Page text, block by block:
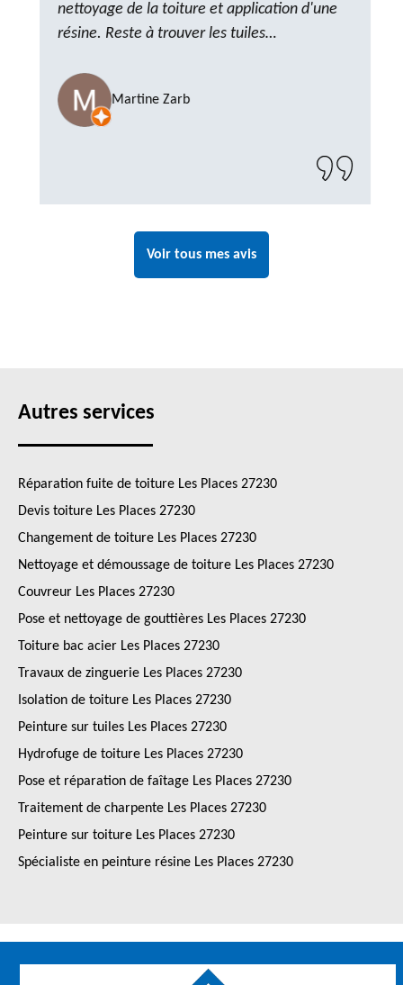
nettoyage de la toiture et application d'une
résine. Reste à trouver les tuiles
compter sur M. GOT. Très content de la
prestation, a recommander sans problème"
Martine Zarb
Voir tous mes avis
Autres services
Réparation fuite de toiture Les Places 27230
Devis toiture Les Places 27230
Changement de toiture Les Places 27230
Nettoyage et démoussage de toiture Les Places 27230
Couvreur Les Places 27230
Pose et nettoyage de gouttières Les Places 27230
Toiture bac acier Les Places 27230
Travaux de zinguerie Les Places 27230
Isolation de toiture Les Places 27230
Peinture sur tuiles Les Places 27230
Hydrofuge de toiture Les Places 27230
Pose et réparation de faîtage Les Places 27230
Traitement de charpente Les Places 27230
Peinture sur toiture Les Places 27230
Spécialiste en peinture résine Les Places 27230